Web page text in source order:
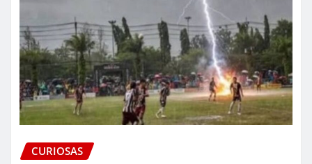
CURIOSAS